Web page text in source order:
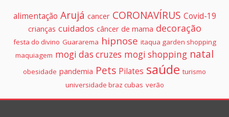
alimentação Arujá cancer CORONAVÍRUS Covid-19
crianças cuidados câncer de mama decoração
festa do divino Guararema hipnose itaqua garden shopping
maquiagem mogi das cruzes mogi shopping natal
obesidade pandemia Pets Pilates saúde turismo
universidade braz cubas verão